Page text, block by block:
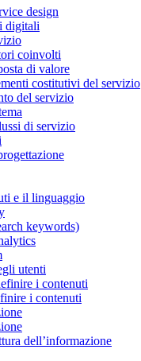
design
digitali
coinvolti
di valore
costitutivi del servizio
del servizio
di servizio
e il linguaggio
keywords)
utenti
i contenuti
i contenuti
dell’informazione